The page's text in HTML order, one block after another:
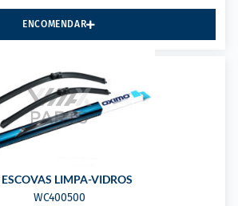
ENCOMENDAR
ESCOVAS LIMPA-VIDROS
WC400500